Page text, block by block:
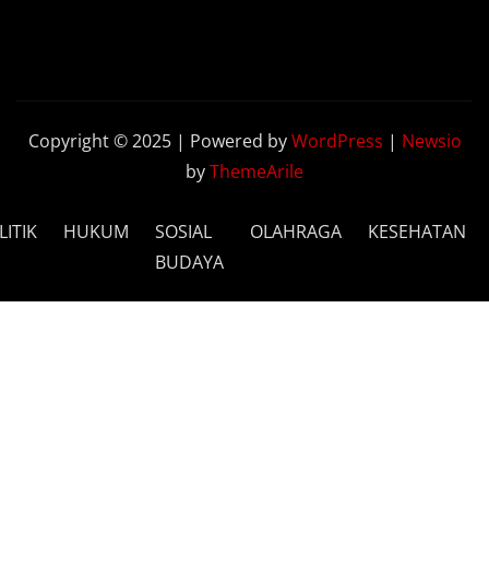
Copyright © 2025 | Powered byWordPress | Newsio
byThemeArile
HUKUM
SOSIAL
BUDAYA
OLAHRAGA KESEHATAN